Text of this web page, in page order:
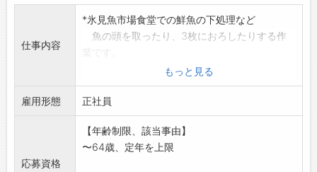
仕事内容
*氷見魚市場食堂での鮮魚の下処理など
魚の頭を取ったり、3枚におろしたりする作
ネタ切りもしていただきます。
「変更範
囲:変更なし」
※面接希望の方はハローワークから『紹介状』
の交付を
受けてください。
もっと見る
雇用形態 正社員
応募資格
【年齢制限、該当事由】
〜64歳、定年を上限